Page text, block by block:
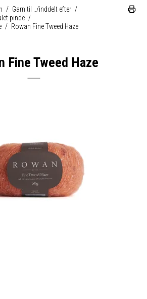
/ Garn til ../inddelt efter /
pinde /
/ Rowan Fine Tweed Haze
Fine Tweed Haze